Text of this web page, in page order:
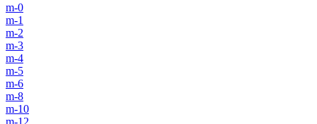
m-0
m-1
m-2
m-3
m-4
m-5
m-6
m-8
m-10
m-12